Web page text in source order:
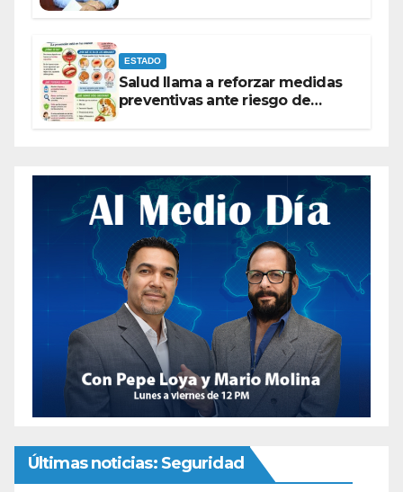
ESTADO
Salud llama a reforzar medidas
preventivas ante riesgo de
Últimas noticias: Seguridad